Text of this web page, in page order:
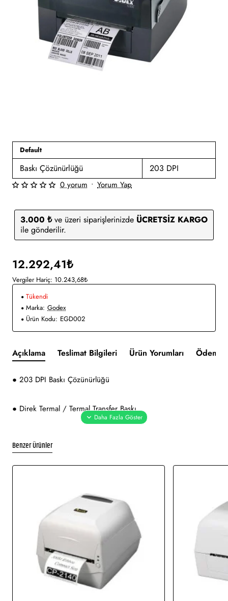
Default
Baskı Çözünürlüğü 203 DPI
3.000 ₺ve üzeri siparişlerinizde ÜCRETSİZ KARGO
ile gönderilir.
0 yorum • Yorum Yap
12.292,41₺
Vergiler Hariç: 10.243,68₺
Tükendi
Marka: Godex
Ürün Kodu: EGD002
Açıklama Teslimat Bilgileri Ürün Yorumları Ödeme
● 203 DPI Baskı Çözünürlüğü
● Direk Termal / Termal Transfer Baskı
● Max. 1727 mm Baskı Uzunluğu
● Max. 102 mm / Saniye Baskı Hızı
● 16 MB DRAM, 8 MB Flash Bellek
● Seri Port, USB Ve Ethernet bağlantı
● EZPL, GEPL ve GZPL Barkod Yazım Dili Desteği
Benzer Ürünler